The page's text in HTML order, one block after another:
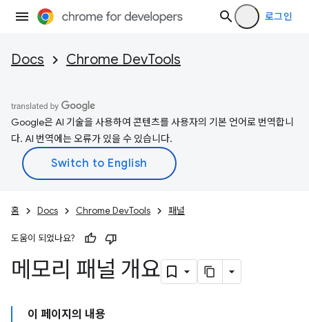
로그인
Docs Chrome DevTools
Google은 AI 기술을 사용하여 콘텐츠를 사용자의 기본 언어로 번역합니
다. AI 번역에는 오류가 있을 수 있습니다.
홈 Docs Chrome DevTools 패널
도움이 되었나요?
메모리 패널 개요
이 페이지의 내용